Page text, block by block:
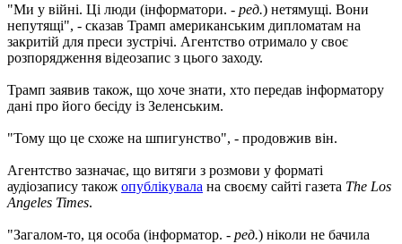
"Ми у війні. Ці люди (інформатори. - ред.) нетямущі. Вони
непутящі", - сказав Трамп американським дипломатам на
закритій для преси зустрічі. Агентство отримало у своє
розпорядження відеозапис з цього заходу.
Трамп заявив також, що хоче знати, хто передав інформатору
дані про його бесіду із Зеленським.
"Тому що це схоже на шпигунство", - продовжив він.
Агентство зазначає, що витяги з розмови у форматі
аудіозапису також опублікувала на своєму сайті газета The Los
Angeles Times.
"Загалом-то, ця особа (інформатор. - ред.) ніколи не бачила